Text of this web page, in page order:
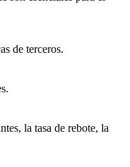
de terceros.
la tasa de rebote, la